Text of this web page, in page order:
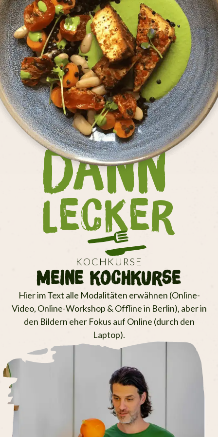
Dann
Lecker
KOCHKURSE
Meine KochKurse
Hier im Text alle Modalitäten erwähnen (Online-
Video, Online-Workshop & Offline in Berlin), aber in
den Bildern eher Fokus auf Online (durch den
Laptop).